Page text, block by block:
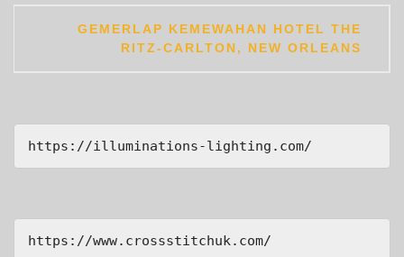
GEMERLAP KEMEWAHAN HOTEL THE
RITZ-CARLTON, NEW ORLEANS
https://illuminations-lighting.com/
https://www.crossstitchuk.com/